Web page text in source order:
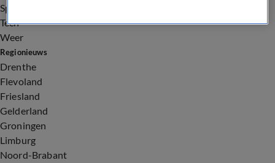
Sport
Tech
Weer
Regionieuws
Drenthe
Flevoland
Friesland
Gelderland
Groningen
Limburg
Noord-Brabant